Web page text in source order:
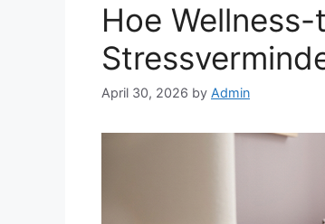
Hoe
April 30, 2026 by Admin